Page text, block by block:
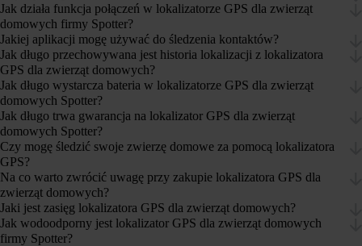
Jak działa funkcja połączeń w lokalizatorze GPS dla zwierząt
domowych firmy Spotter?
Jakiej aplikacji mogę używać do śledzenia kontaktów?
Jak długo przechowywana jest historia lokalizacji z lokalizatora
GPS dla zwierząt domowych?
Jak długo wystarcza bateria w lokalizatorze GPS dla zwierząt
domowych Spotter?
Jak długo trwa gwarancja na lokalizator GPS dla zwierząt
domowych Spotter?
Czy mogę śledzić swoje zwierzę domowe za pomocą lokalizatora
GPS?
Na co warto zwrócić uwagę przy zakupie lokalizatora GPS dla
zwierząt domowych?
Jaki jest zasięg lokalizatora GPS dla zwierząt domowych?
Jak wodoodporny jest lokalizator GPS dla zwierząt domowych
firmy Spotter?